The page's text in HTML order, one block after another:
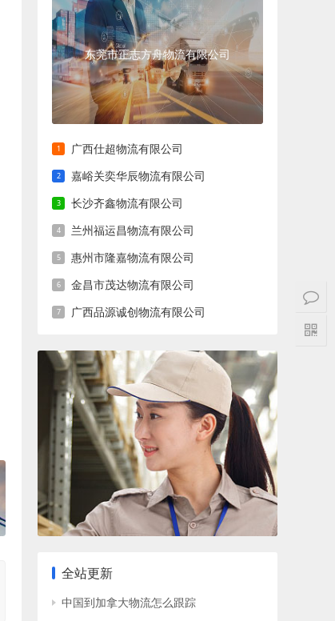
东莞市正志方舟物流有限公司
广西仕超物流有限公司
嘉峪关奕华辰物流有限公司
长沙齐鑫物流有限公司
兰州福运昌物流有限公司
惠州市隆嘉物流有限公司
金昌市茂达物流有限公司
广西品源诚创物流有限公司
全站更新
中国到加拿大物流怎么跟踪